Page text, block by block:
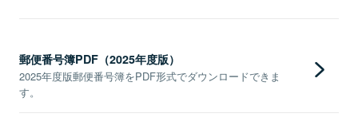
郵便番号簿PDF（2025年度版）
2025年度版郵便番号簿をPDF形式でダウンロードできま
す。